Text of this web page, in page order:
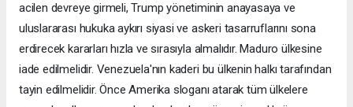
acilen devreye girmeli, Trump yönetiminin anayasaya ve
uluslararası hukuka aykırı siyasi ve askeri tasarruflarını sona
erdirecek kararları hızla ve sırasıyla almalıdır. Maduro ülkesine
iade edilmelidir. Venezuela'nın kaderi bu ülkenin halkı tarafından
tayin edilmelidir. Önce Amerika sloganı atarak tüm ülkelere